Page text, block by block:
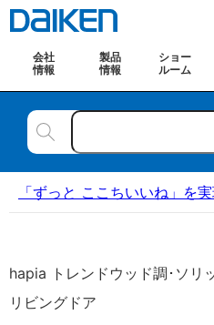
会社
情報
製品
情報
ショー
ルーム
「ずっと ここちいいね」を
hapia トレンドウッド調･ソリ
リビングドア